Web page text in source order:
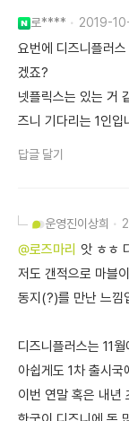
로**** 2019-10-
요번에 디즈니플러
겠죠?
넷플릭스는 있는 거
즈니 기다리는 1인입
답글 달기
운영진이상희
@로즈마리 앗 ㅎㅎ
저도 갠적으로 마블
동지(?)를 만난 느낌
디즈니플러스는 11
아쉽게도 1차 출시국
이번 연말 혹은 내년